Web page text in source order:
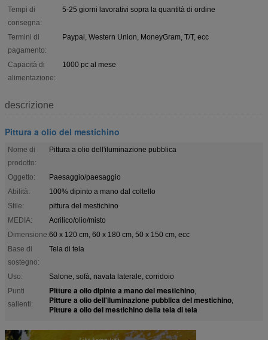
Tempi di
consegna:
5-25 giorni lavorativi sopra la quantità di ordine
Termini di
pagamento:
Paypal, Western Union, MoneyGram, T/T, ecc
Capacità di
alimentazione:
1000 pc al mese
descrizione
Pittura a olio del mestichino
Nome di
prodotto:
Pittura a olio dell'iluminazione pubblica
Oggetto:
Paesaggio/paesaggio
Abilità:
100% dipinto a mano dal coltello
Stile:
pittura del mestichino
MEDIA:
Acrilico/olio/misto
Dimensione:60 x 120 cm, 60 x 180 cm, 50 x 150 cm, ecc
Base di
sostegno:
Tela di tela
Uso:
Salone, sofà, navata laterale, corridoio
Punti
salienti:
Pitture a olio dipinte a mano del mestichino,
Pitture a olio dell'iluminazione pubblica del mestichino,
Pitture a olio del mestichino della tela di tela